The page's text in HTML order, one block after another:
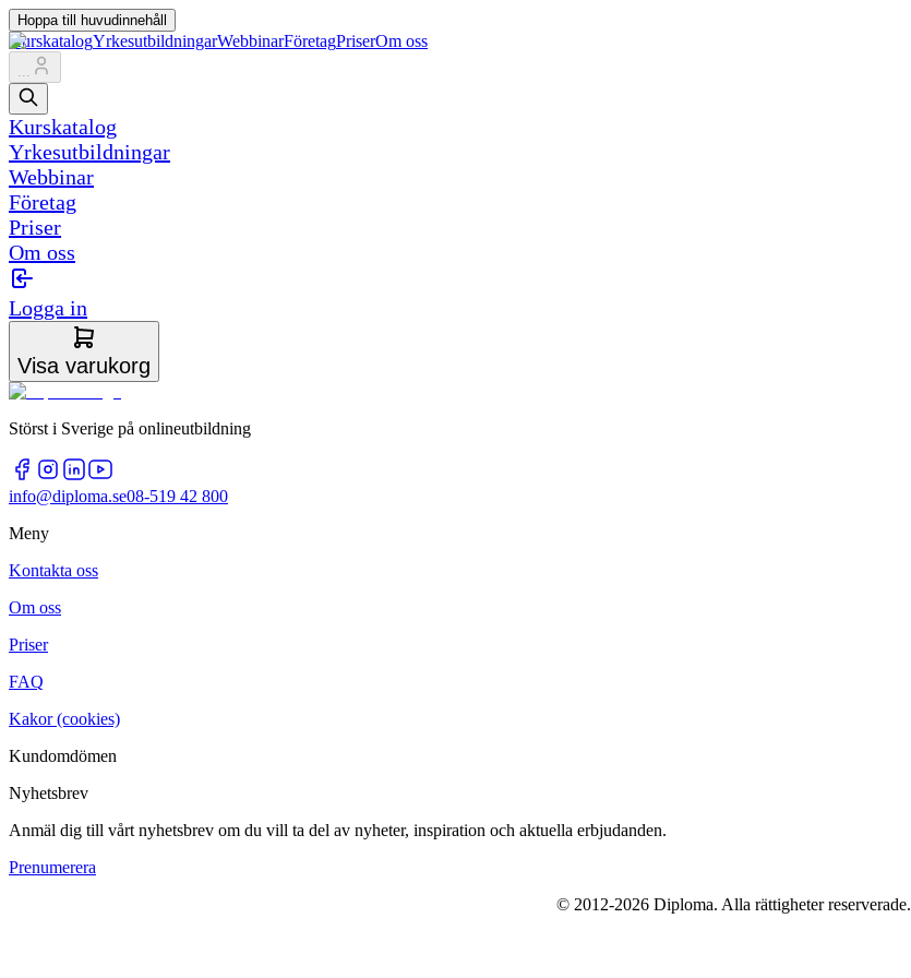
Hoppa till huvudinnehåll
KurskatalogYrkesutbildningarWebbinarFöretagPriserOm oss
...
Kurskatalog
Yrkesutbildningar
Webbinar
Företag
Priser
Om oss
Logga in
Visa varukorg
Störst i Sverige på onlineutbildning
info@diploma.se08-519 42 800
Meny
Kontakta oss
Om oss
Priser
FAQ
Kakor (cookies)
Kundomdömen
Nyhetsbrev
Anmäl dig till vårt nyhetsbrev om du vill ta del av nyheter, inspiration och aktuella erbjudanden.
Prenumerera
© 2012-2026 Diploma. Alla rättigheter reserverade.